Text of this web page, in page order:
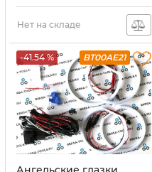
Нет на складе
-41.54 % BT00AE21